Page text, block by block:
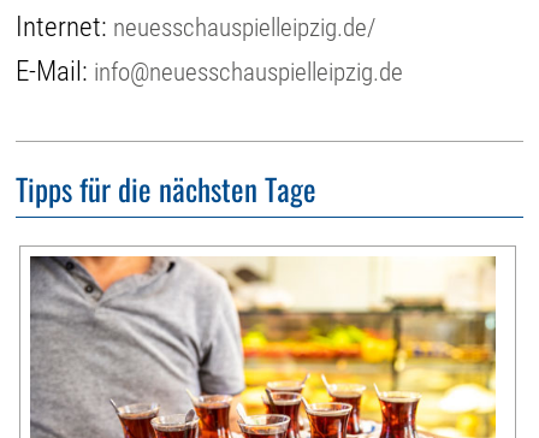
Internet: neuesschauspielleipzig.de/
E-Mail: info@neuesschauspielleipzig.de
Tipps für die nächsten Tage